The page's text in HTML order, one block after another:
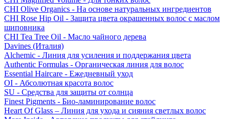
CHI Olive Organics - На основе натуральных ингредиентов
CHI Rose Hip Oil - Защита цвета окрашенных волос с маслом
шиповника
CHI Tea Tree Oil - Масло чайного дерева
Davines (Италия)
Alchemic - Линия для усиления и поддержания цвета
Authentic Formulas - Органическая линия для волос
Essential Haircare - Eжедневный уход
OI - Абсолютная красота волос
SU - Средства для защиты от солнца
Finest Pigments - Био-ламинирование волос
Heart Of Glass – Линия для ухода и сияния светлых волос